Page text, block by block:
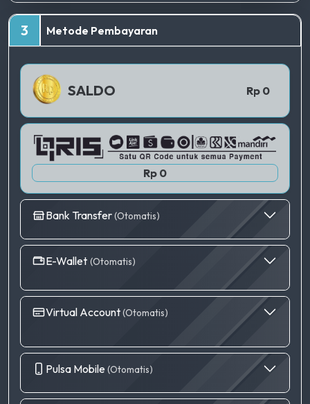
3 Metode Pembayaran
SALDO Rp 0
Rp 0
QRIS 1
Bank Transfer(Otomatis)
E-Wallet (Otomatis)
Virtual Account(Otomatis)
Pulsa Mobile (Otomatis)